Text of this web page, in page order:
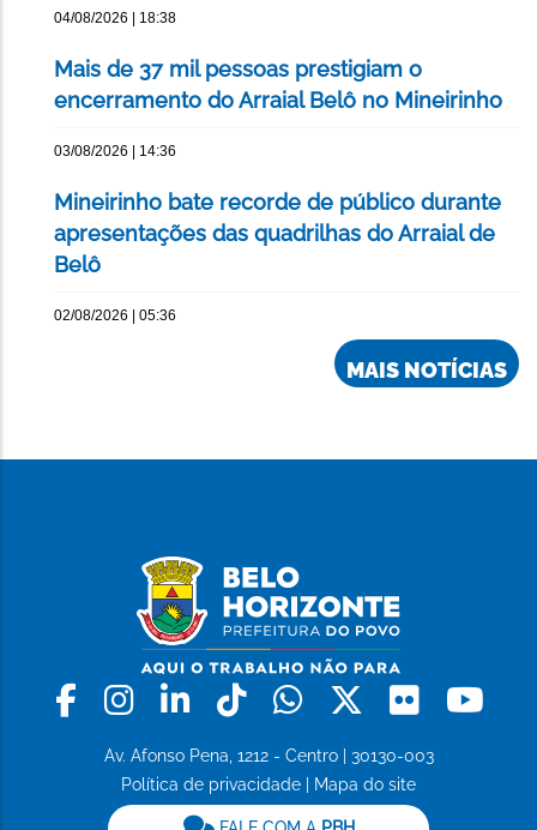
04/08/2026 | 18:38
Mais de 37 mil pessoas prestigiam o
encerramento do Arraial Belô no Mineirinho
03/08/2026 | 14:36
Mineirinho bate recorde de público durante
apresentações das quadrilhas do Arraial de
Belô
02/08/2026 | 05:36
MAIS NOTÍCIAS
Facebook
Instagram
LinkedinTiktokWhatsapp
X Flickr
Av. Afonso Pena, 1212 - Centro | 30130-003
Política de privacidade
Mapa do site